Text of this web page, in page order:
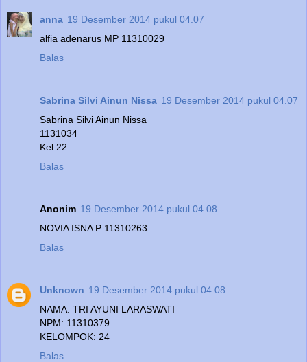
anna 19 Desember 2014 pukul 04.07
alfia adenarus MP 11310029
Balas
Sabrina Silvi Ainun Nissa 19 Desember 2014 pukul 04.07
Sabrina Silvi Ainun Nissa
1131034
Kel 22
Balas
Anonim 19 Desember 2014 pukul 04.08
NOVIA ISNA P 11310263
Balas
Unknown 19 Desember 2014 pukul 04.08
NAMA: TRI AYUNI LARASWATI
NPM: 11310379
KELOMPOK: 24
Balas